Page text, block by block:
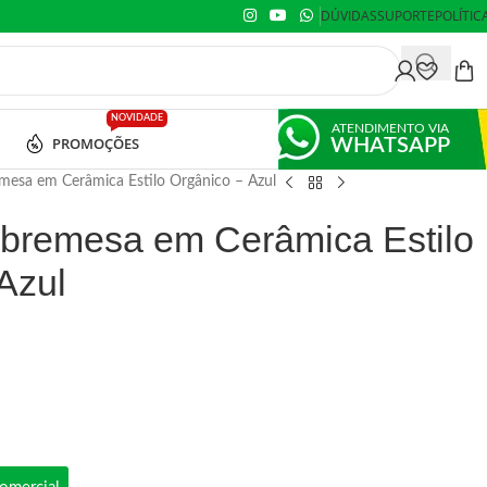
DÚVIDASSUPORTE
PROMOÇÕES
NOVIDADE
ATENDIMENTO VIA
WHATSAPP
em Cerâmica Estilo Orgânico – Azul
em Cerâmica Estilo